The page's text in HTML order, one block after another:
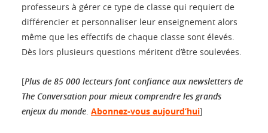
professeurs à gérer ce type de classe qui requiert de
différencier et personnaliser leur enseignement alors
même que les effectifs de chaque classe sont élevés.
Dès lors plusieurs questions méritent d’être soulevées.
[Plus de 85 000 lecteurs font confiance aux newsletters de
The Conversation pour mieux comprendre les grands
enjeux du monde Abonnez-vous aujourd’hui]